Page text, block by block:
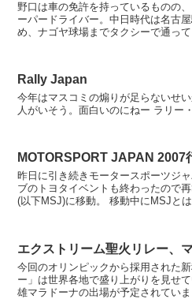
野口は車の免許を持っているものの
ーパードライバー。中日時代は名古
め、ナゴヤ球場までタクシーで通っ
Rally Japan
今年はマスコミの煽りが足らないせ
人がいそう。面白い
MOTORSPORT JAPAN 2007
昨日に引き続きモータースポーツジャパン
ブのトヨタイベントも終わったので
(以下MSJ)に移動。 移動中にMSJとは無関係のなにやら怪しい車
エクストリーム聖火リレー、
今回のオリンピックから採用された
ー」は世界各地で盛り上がりを見せ
雄マラドーナの出場が予定されていました。 世界中が